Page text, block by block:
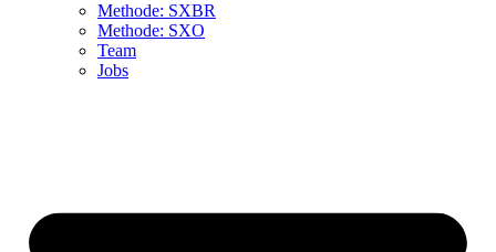
Methode: SXBR
Methode: SXO
Team
Jobs